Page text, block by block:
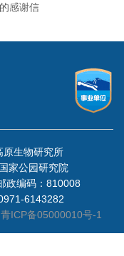
感谢信
原生物研究所
家公园研究院
政编码：810008
6143282
青ICP备05000010号-1